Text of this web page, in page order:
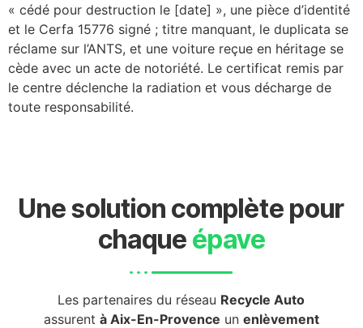
« cédé pour destruction le [date] », une pièce d’identité
et le Cerfa 15776 signé ; titre manquant, le duplicata se
réclame sur l’ANTS, et une voiture reçue en héritage se
cède avec un acte de notoriété. Le certificat remis par
le centre déclenche la radiation et vous décharge de
toute responsabilité.
Une solution complète pour
chaque épave
Les partenaires du réseau Recycle Auto
assurent à Aix-En-Provence un enlèvement